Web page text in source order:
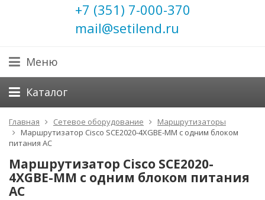
+7 (351) 7-000-370
mail@setilend.ru
Меню
Каталог
Главная Сетевое оборудование
Маршрутизаторы
Маршрутизатор Cisco SCE2020-4XGBE-MM с одним блоком
питания AC
Маршрутизатор Cisco SCE2020-
4XGBE-MM с одним блоком питания
AC